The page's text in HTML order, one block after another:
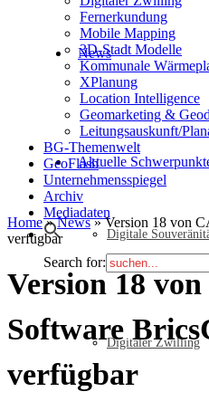
News
Aktuelle
Digitale
Digitaler Zwilling
Fernerkundung
Mobile Mapping
3D-Stadt Modelle
Kommunale
XPlanung
Location Intelligence
Geomarketing &
Leitungsauskunft/
BG-Themenwelt
GeoFlash
Unternehmensspiegel
Archiv
Mediadaten
Search for:
Home»News»Version 18 von
verfügbar
Version 18
Software
verfügbar